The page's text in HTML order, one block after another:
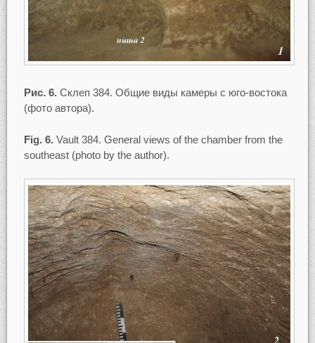
Рис. 6.Склеп 384. Общие виды камеры с юго-востока
(фото автора).
Fig. 6.Vault 384. General views of the chamber from the
southeast (photo by the author).